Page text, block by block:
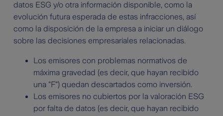
datos ESG y/o otra información disponible, como la
evolución futura esperada de estas infracciones, así
como la disposición de la empresa a iniciar un diálogo
sobre las decisiones empresariales relacionadas.
Los emisores con problemas normativos de
máxima gravedad (es decir, que hayan recibido
una "F") quedan descartados como inversión.
Los emisores no cubiertos por la valoración ESG
por falta de datos (es decir, que hayan recibido